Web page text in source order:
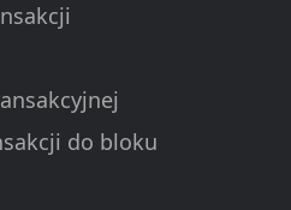
do bloku